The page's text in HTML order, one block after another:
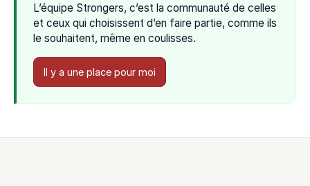
L’équipe Strongers, c’est la communauté de celles
et ceux qui choisissent d’en faire partie, comme ils
le souhaitent, même en coulisses.
Il y a une place pour moi